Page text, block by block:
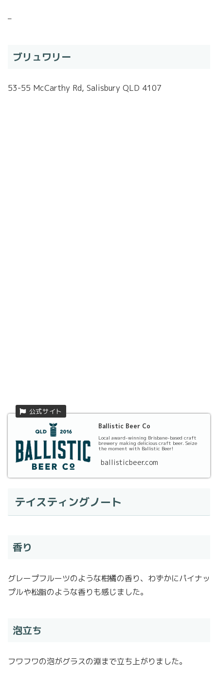
–
ブリュワリー
53-55 McCarthy Rd, Salisbury QLD 4107
Ballistic Beer Co
Local award-winning Brisbane-based craft
brewery making delicious craft beer. Seize
the moment with Ballistic Beer!
ballisticbeer.com
テイスティングノート
香り
グレープフルーツのような柑橘の香り、わずかにパイナッ
プルや松脂のような香りも感じました。
泡立ち
フワフワの泡がグラスの淵まで立ち上がりました。